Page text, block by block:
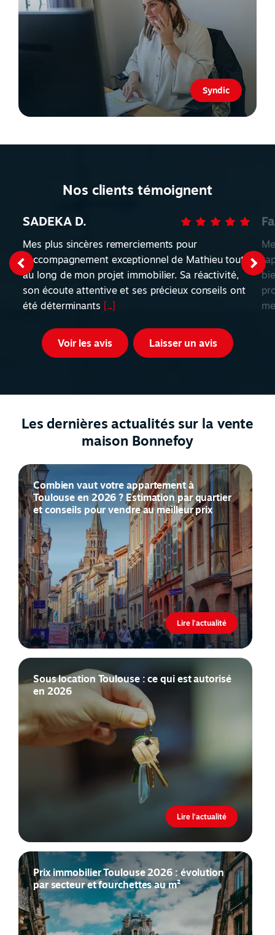
Syndic
Nos clients témoignent
SADEKA D.
Mes plus sincères remerciements pour
l'accompagnement exceptionnel de Mathieu tout
au long de mon projet immobilier. Sa réactivité,
son écoute attentive et ses précieux conseils ont
été déterminants [...]
Voir les avis Laisser un avis
Les dernières actualités sur la vente
maison Bonnefoy
Combien vaut votre appartement à
Toulouse en 2026 ? Estimation par quartier
et conseils pour vendre au meilleur prix
Lire l'actualité
Sous location Toulouse : ce qui est autorisé
en 2026
Lire l'actualité
Prix immobilier Toulouse 2026 : évolution
par secteur et fourchettes au m²